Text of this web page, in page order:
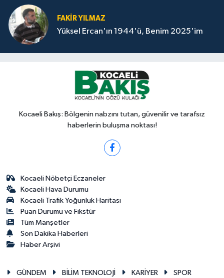
FAKİR YILMAZ
Yüksel Ercan'ın 1944'ü, Benim 2025'im
Kocaeli Bakış: Bölgenin nabzını tutan, güvenilir ve tarafsız
haberlerin buluşma noktası!
Kocaeli Nöbetçi Eczaneler
Kocaeli Hava Durumu
Kocaeli Trafik Yoğunluk Haritası
Puan Durumu ve Fikstür
Tüm Manşetler
Son Dakika Haberleri
Haber Arşivi
GÜNDEM BİLİM TEKNOLOJİ KARİYER SPOR